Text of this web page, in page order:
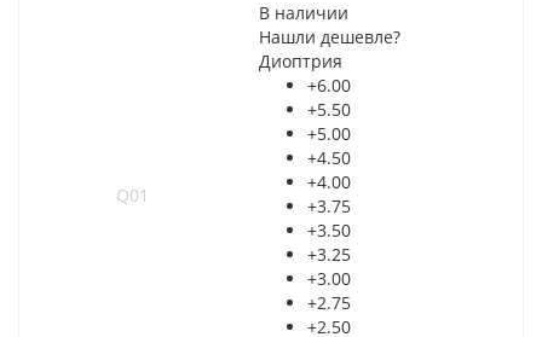
В наличии
Нашли дешевле?
Диоптрия
+6.00
+5.50
+5.00
+4.50
+4.00
+3.75
+3.50
+3.25
+3.00
+2.75
+2.50